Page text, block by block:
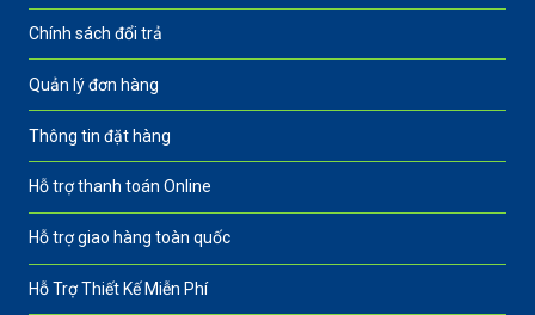
Chính sách đổi trả
Quản lý đơn hàng
Thông tin đặt hàng
Hỗ trợ thanh toán Online
Hỗ trợ giao hàng toàn quốc
Hỗ Trợ Thiết Kế Miễn Phí